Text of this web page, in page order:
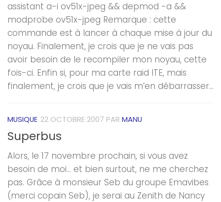
assistant a-i ov51x-jpeg && depmod -a &&
modprobe ov51x-jpeg Remarque : cette
commande est à lancer à chaque mise à jour du
noyau. Finalement, je crois que je ne vais pas
avoir besoin de le recompiler mon noyau, cette
fois-ci. Enfin si, pour ma carte raid ITE, mais
finalement, je crois que je vais m’en débarrasser…
MUSIQUE 22 OCTOBRE 2007 PAR MANU
Superbus
Alors, le 17 novembre prochain, si vous avez
besoin de moi… et bien surtout, ne me cherchez
pas. Grâce à monsieur Seb du groupe Emavibes
(merci copain Seb), je serai au Zenith de Nancy